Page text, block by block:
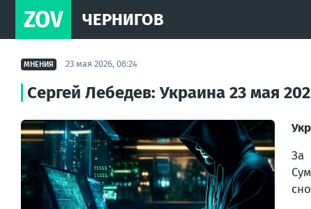
ZOV ЧЕРНИГОВ
МНЕНИЯ 23 мая 2026, 08:24
Сергей Лебедев: Украина 23 мая
За